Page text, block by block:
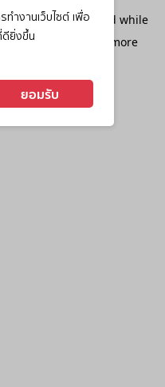
ำงานเว็บไซต์ เพื่อ
ดียิ่งขึ้น
ยอมรับ
has occurred while
browser console
for more